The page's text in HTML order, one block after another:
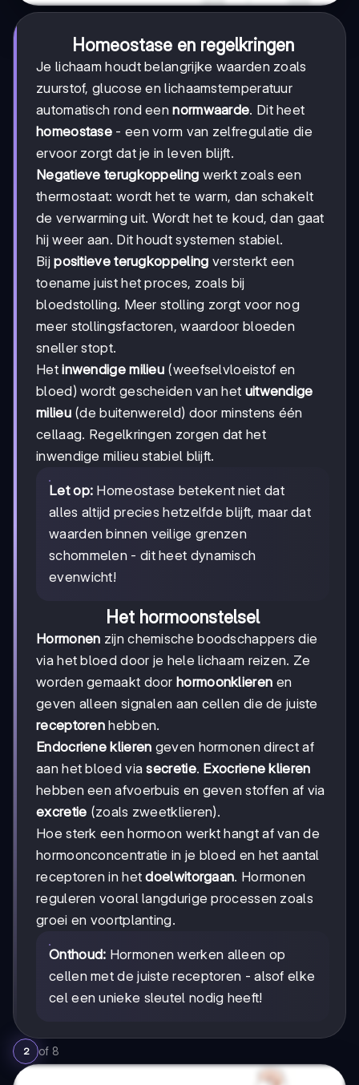
Homeostase en regelkringen
Je lichaam houdt belangrijke waarden zoals
zuurstof, glucose en lichaamstemperatuur
automatisch rond eennormwaarde. Dit heet
homeostase - een vorm van zelfregulatie die
ervoor zorgt dat je in leven blijft.
Negatieve terugkoppeling werkt zoals een
thermostaat: wordt het te warm, dan schakelt
de verwarming uit. Wordt het te koud, dan gaat
hij weer aan. Dit houdt systemen stabiel.
Bijpositieve terugkoppeling versterkt een
toename juist het proces, zoals bij
bloedstolling. Meer stolling zorgt voor nog
meer stollingsfactoren, waardoor bloeden
sneller stopt.
Hetinwendige milieu (weefselvloeistof en
bloed) wordt gescheiden van het uitwendige
milieu(de buitenwereld) door minstens één
cellaag. Regelkringen zorgen dat het
inwendige milieu stabiel blijft.
Let op: Homeostase betekent niet dat
alles altijd precies hetzelfde blijft, maar dat
waarden binnen veilige grenzen
schommelen - dit heet dynamisch
evenwicht!
Het hormoonstelsel
Hormonen zijn chemische boodschappers die
via het bloed door je hele lichaam reizen. Ze
worden gemaakt door hormoonklieren en
geven alleen signalen aan cellen die de juiste
receptoren hebben.
Endocriene klieren geven hormonen direct af
aan het bloed viasecretie. Exocriene klieren
hebben een afvoerbuis en geven stoffen af via
excretie (zoals zweetklieren).
Hoe sterk een hormoon werkt hangt af van de
hormoonconcentratie in je bloed en het aantal
receptoren in hetdoelwitorgaan. Hormonen
reguleren vooral langdurige processen zoals
groei en voortplanting.
Onthoud: Hormonen werken alleen op
cellen met de juiste receptoren - alsof elke
cel een unieke sleutel nodig heeft!
2 of 8